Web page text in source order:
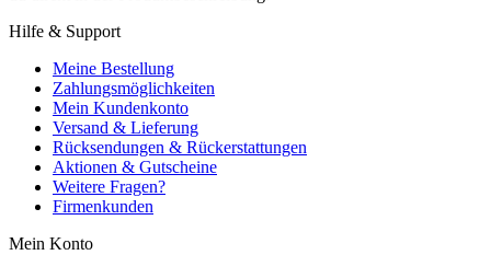
Hilfe & Support
Meine Bestellung
Zahlungsmöglichkeiten
Mein Kundenkonto
Versand & Lieferung
Rücksendungen & Rückerstattungen
Aktionen & Gutscheine
Weitere Fragen?
Firmenkunden
Mein Konto